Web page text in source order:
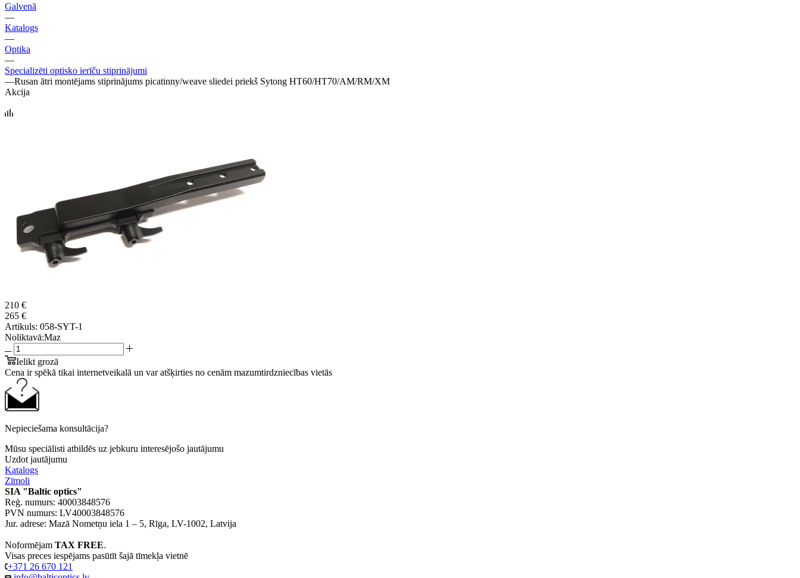
Galvenā
—
Katalogs
—
Optika
—
Specializēti optisko ierīču stiprinājumi
—Rusan ātri montējams stiprinājums picatinny/weave sliedei priekš Sytong HT60/HT70/AM/RM/XM
Akcija
210 €
265 €
Artikuls: 058-SYT-1
Noliktavā:Maz
Ielikt grozā
Cena ir spēkā tikai internetveikalā un var atšķirties no cenām mazumtirdzniecības vietās
Nepieciešama konsultācija?
Mūsu speciālisti atbildēs uz jebkuru interesējošo jautājumu
Uzdot jautājumu
Katalogs
Zīmoli
SIA "Baltic optics"
Reģ. numurs: 40003848576
PVN numurs: LV40003848576
Jur. adrese: Mazā Nometņu iela 1 – 5, Rīga, LV-1002, Latvija
Noformējam TAX FREE.
Visas preces iespējams pasūtīt šajā tīmekļa vietnē
+371 26 670 121